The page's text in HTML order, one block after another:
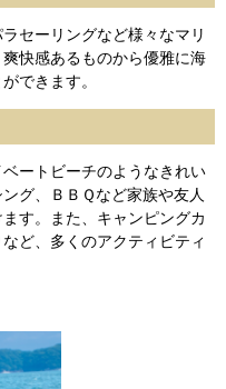
セーリングなど様々なマリ
快感あるものから優雅に海
できます。
ートビーチのようなきれい
グ、ＢＢＱなど家族や友人
す。また、キャンピングカ
ど、多くのアクティビティ